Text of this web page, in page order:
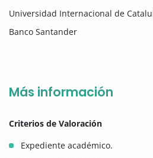
Universidad Internacional de
Banco Santander
Más información
Criterios de Valoración
Expediente académico.